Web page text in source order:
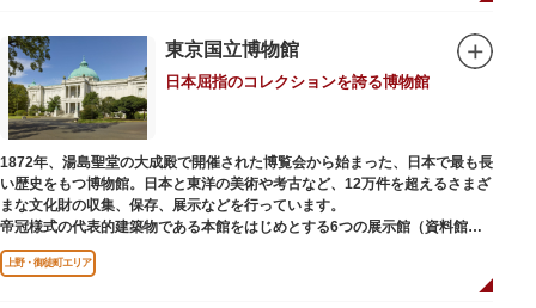
軍・徳川家光公が、日光東照宮までお参りに行けない江戸の人々のために建
てられたそう。社殿内部は文化財保護のため通常は非公開ですが、特別公開
が実施されることもあるので、拝観を申し込んでみてはいかがでしょうか。
授与所では、期間・数量限定のお守りや御朱印も授与されているので要チェ
ック。手塚治虫のユニコのお守りなど愛らしいものがありますよ。
東京国立博物館
日本屈指のコレクションを誇る博物館
1872年、湯島聖堂の大成殿で開催された博覧会から始まった、日本で最も長
い歴史をもつ博物館。日本と東洋の美術や考古など、12万件を超えるさまざ
まな文化財の収集、保存、展示などを行っています。
帝冠様式の代表的建築物である本館をはじめとする6つの展示館（資料館）
からなり、89件の国宝を所蔵。常に貴重な文化財を公開し、講座や講演会、
ワークショップなどを実施しています。国宝や重要文化財などの名品をたど
りながら、真の美術史を堪能し価値あるひと時を過ごしてみてはいかがでし
上野・御徒町エリア